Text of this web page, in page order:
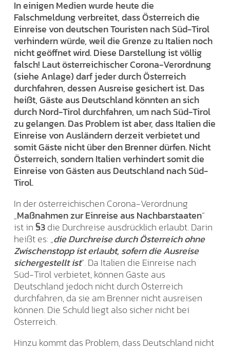
In einigen Medien wurde heute die
Falschmeldung verbreitet, dass Österreich die
Einreise von deutschen Touristen nach Süd-Tirol
verhindern würde, weil die Grenze zu Italien noch
nicht geöffnet wird. Diese Darstellung ist völlig
falsch! Laut österreichischer Corona-Verordnung
(siehe Anlage) darf jeder durch Österreich
durchfahren, dessen Ausreise gesichert ist. Das
heißt, Gäste aus Deutschland könnten an sich
durch Nord-Tirol durchfahren, um nach Süd-Tirol
zu gelangen. Das Problem ist aber, dass Italien die
Einreise von Ausländern derzeit verbietet und
somit Gäste nicht über den Brenner dürfen. Nicht
Österreich, sondern Italien verhindert somit die
Einreise von Gästen aus Deutschland nach Süd-
Tirol.
In der österreichischen Corona-Verordnung
„Maßnahmen zur Einreise aus Nachbarstaaten“
ist in§3die Durchreise ausdrücklich erlaubt. Darin
heißt es: „die Durchreise durch Österreich ohne
Zwischenstopp ist erlaubt, sofern die Ausreise
sichergestellt ist“. Da Italien die Einreise nach
Süd-Tirol verbietet, können Gäste aus
Deutschland jedoch nicht durch Österreich
durchfahren, da sie am Brenner nicht ausreisen
können. Die Schuld liegt also sicher nicht bei
Österreich.
Hinzu kommt das Problem, dass Deutschland nicht